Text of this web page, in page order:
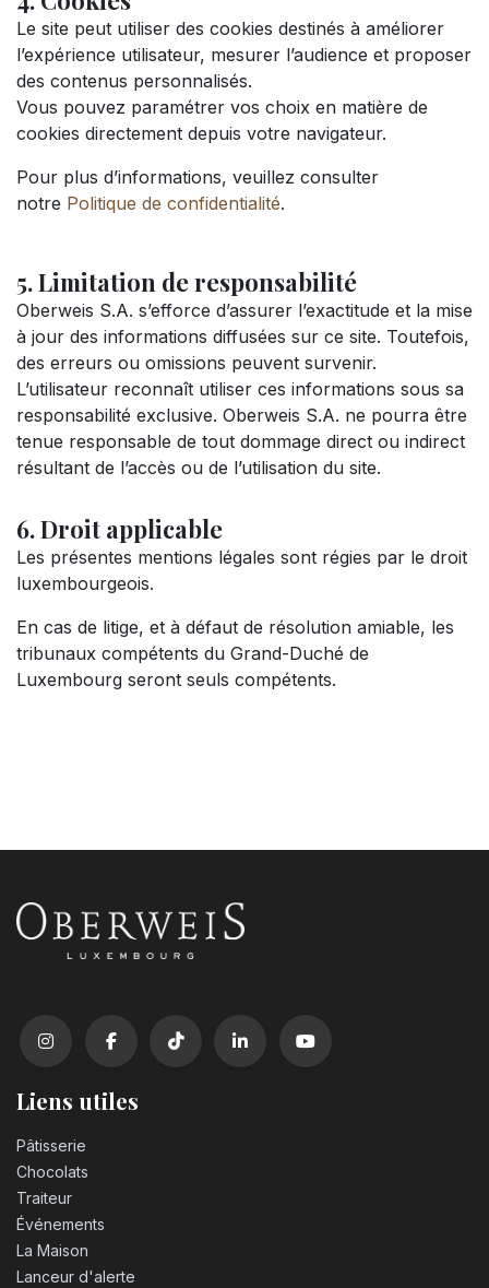
Le site peut utiliser des cookies destinés à améliorer
l’expérience utilisateur, mesurer l’audience et proposer
des contenus personnalisés.
Vous pouvez paramétrer vos choix en matière de
cookies directement depuis votre navigateur.
Pour plus d’informations, veuillez consulter
notre Politique de confidentialité.
5. Limitation de responsabilité
Oberweis S.A. s’efforce d’assurer l’exactitude et la mise
à jour des informations diffusées sur ce site. Toutefois,
des erreurs ou omissions peuvent survenir.
L’utilisateur reconnaît utiliser ces informations sous sa
responsabilité exclusive. Oberweis S.A. ne pourra être
tenue responsable de tout dommage direct ou indirect
résultant de l’accès ou de l’utilisation du site.
6. Droit applicable
Les présentes mentions légales sont régies par le droit
luxembourgeois.
En cas de litige, et à défaut de résolution amiable, les
tribunaux compétents du Grand-Duché de
Luxembourg seront seuls compétents.
Liens utiles
Pâtisserie
Chocolats
Traiteur
Événements
La Maison
Lanceur d'alerte